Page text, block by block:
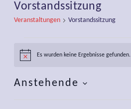
Vorstandssitzung
Veranstaltungen Vorstandssitzung
Veranstaltungen
Hinweis
Es wurden keine Ergebnisse gefunden.
Anstehende